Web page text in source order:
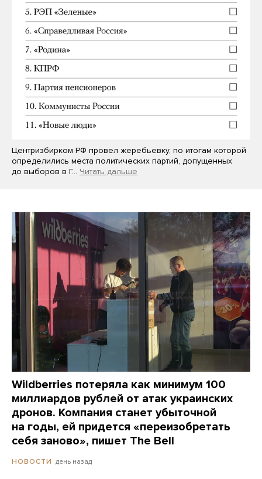
Центризбирком РФ провел жеребьевку, по итогам которой
определились места политических партий, допущенных
до выборов в Г… Читать дальше
Wildberries потеряла как минимум 100
миллиардов рублей от атак украинских
дронов. Компания станет убыточной
на годы, ей придется «переизобретать
себя заново», пишет The Bell
НОВОСТИ день назад